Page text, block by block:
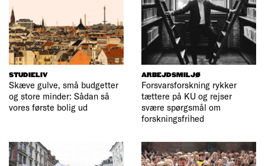
STUDIELIV
Skæve gulve, små budgetter
og store minder: Sådan så
vores første bolig ud
ARBEJDSMILJØ
Forsvarsforskning rykker
tættere på KU og rejser
svære spørgsmål om
forskningsfrihed